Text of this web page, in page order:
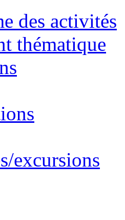
des activités
thématique
excursions